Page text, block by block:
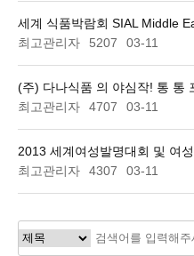
세계 식품박람회 SIAL Middle
최고관리자
5207 03-11
(주) 다나식품 의 야심작! 통 통
최고관리자
4707 03-11
2013 세계여성발명대회 및 여성
최고관리자
4307 03-11